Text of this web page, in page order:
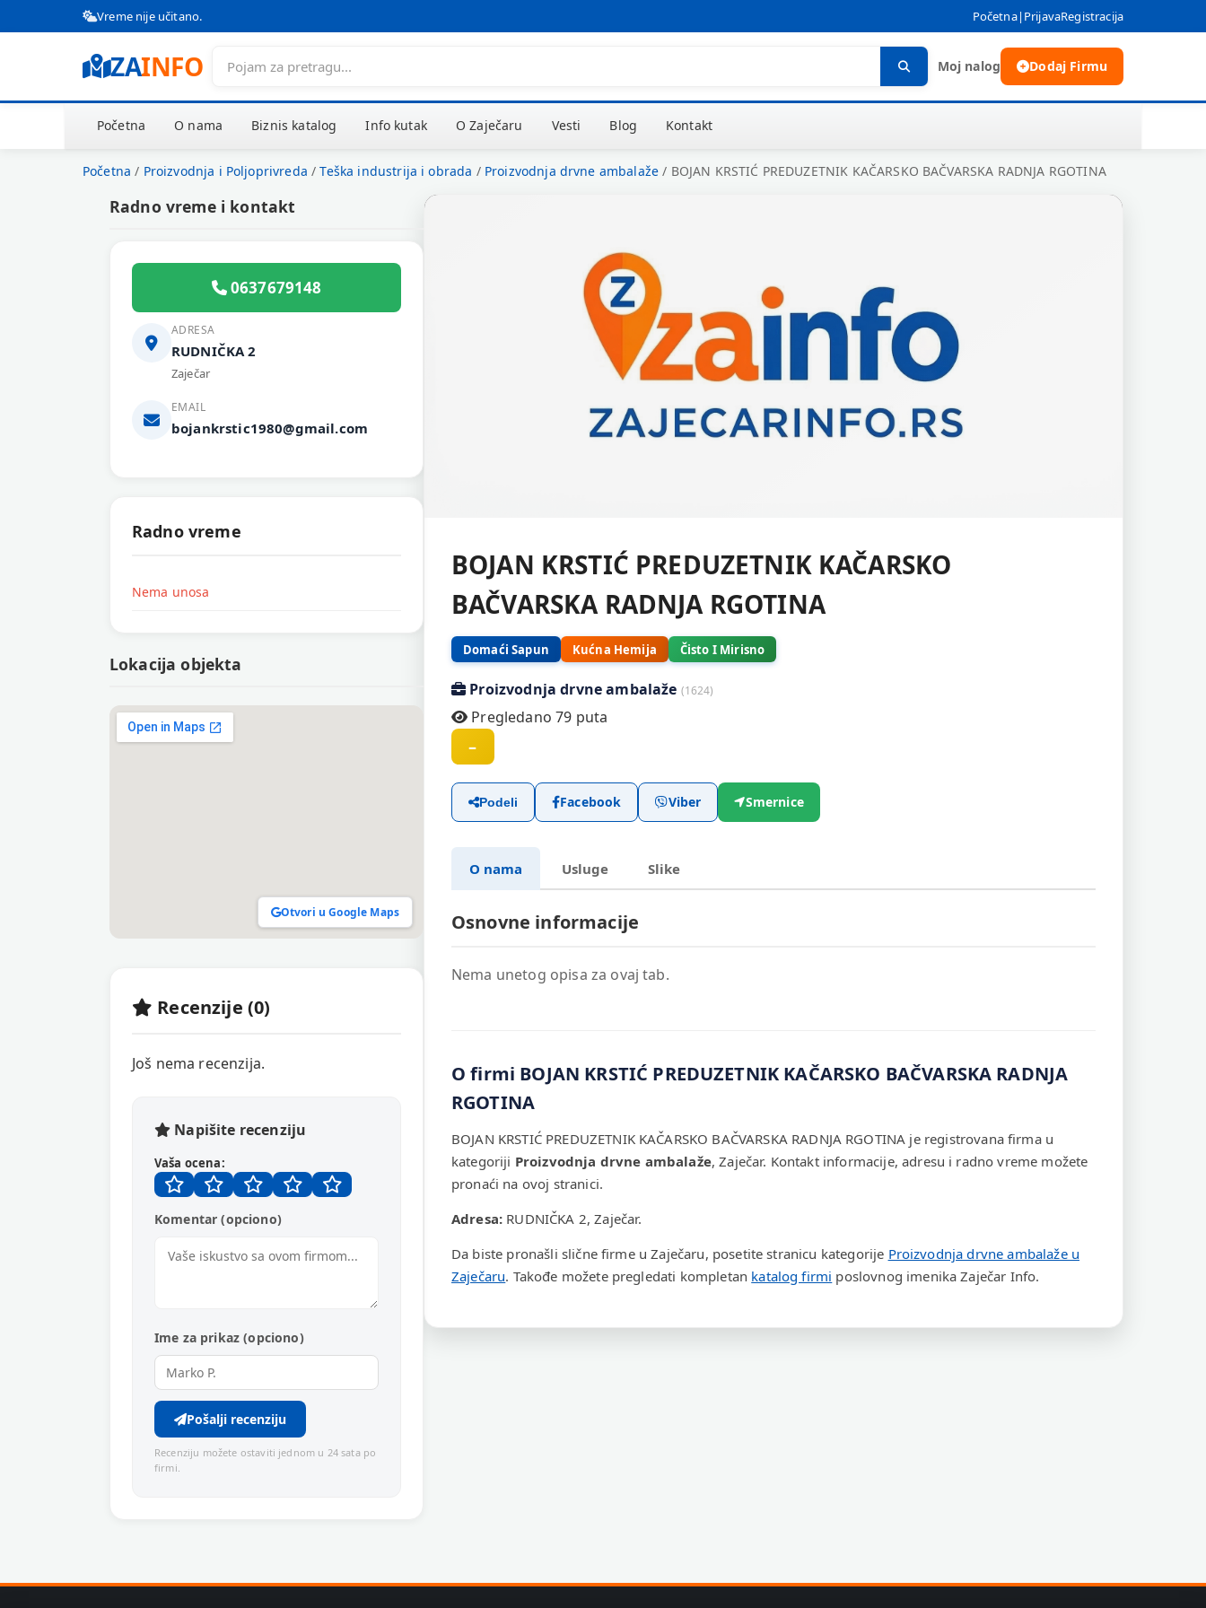
Vreme nije učitano. Početna| PrijavaRegistracija
ZAINFO Moj nalog Dodaj Firmu
Početna O nama Biznis katalog Info kutak O Zaječaru Vesti Blog Kontakt
Početna / Proizvodnja i Poljoprivreda /Teška industrija i obrada / Proizvodnja drvne ambalaže / BOJAN KRSTIĆ PREDUZETNIK KAČARSKO BAČVARSKA RADNJA RGOTINA
BOJAN KRSTIĆ PREDUZETNIK KAČARSKO
BAČVARSKA RADNJA RGOTINA
Domaći Sapun Kućna Hemija Čisto I Mirisno
Proizvodnja drvne ambalaže (1624)
Pregledano 79 puta
–
Podeli Facebook Viber Smernice
O nama Usluge Slike
Osnovne informacije
Nema unetog opisa za ovaj tab.
O firmi BOJAN KRSTIĆ PREDUZETNIK KAČARSKO BAČVARSKA RADNJA
RGOTINA
BOJAN KRSTIĆ PREDUZETNIK KAČARSKO BAČVARSKA RADNJA RGOTINA je registrovana firma u
kategoriji Proizvodnja drvne ambalaže, Zaječar. Kontakt informacije, adresu i radno vreme možete
pronaći na ovoj stranici.
Adresa: RUDNIČKA 2, Zaječar.
Da biste pronašli slične firme u Zaječaru, posetite stranicu kategorije Proizvodnja drvne ambalaže u
Zaječaru. Takođe možete pregledati kompletan katalog firmi poslovnog imenika Zaječar Info.
Radno vreme i kontakt
0637679148
ADRESA
RUDNIČKA 2
Zaječar
EMAIL
bojankrstic1980@gmail.com
Radno vreme
Nema unosa
Lokacija objekta
Otvori u Google Maps
Recenzije (0)
Još nema recenzija.
Napišite recenziju
Vaša ocena:
Komentar (opciono)
Ime za prikaz (opciono)
Pošalji recenziju
Recenziju možete ostaviti jednom u 24 sata po
firmi.